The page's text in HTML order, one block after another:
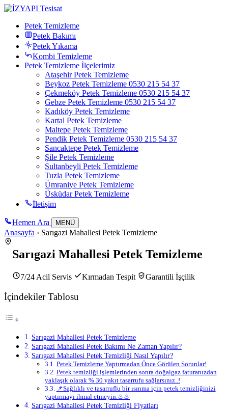
Petek Temizleme
Petek Bakımı
Petek Yıkama
Kombi Temizleme
Petek Temizleme İlçelerimiz
Ataşehir Petek Temizleme
Beykoz Petek Temizleme 0530 215 54 37
Çekmeköy Petek Temizleme 0530 215 54 37
Gebze Petek Temizleme 0530 215 54 37
Kadıköy Petek Temizleme
Kartal Petek Temizleme
Maltepe Petek Temizleme
Pendik Petek Temizleme 0530 215 54 37
Sancaktepe Petek Temizleme
Şile Petek Temizleme
Sultanbeyli Petek Temizleme
Tuzla Petek Temizleme
Ümraniye Petek Temizleme
Üsküdar Petek Temizleme
İletişim
Hemen Ara MENÜ
Anasayfa › Sarıgazi Mahallesi Petek Temizleme
Sarıgazi Mahallesi Petek Temizleme
7/24 Acil Servis Kırmadan Tespit Garantili İşçilik
İçindekiler Tablosu
Sarıgazi Mahallesi Petek Temizleme
Sarıgazi Mahallesi Petek Bakımı Ne Zaman Yapılır?
Sarıgazi Mahallesi Petek Temizliği Nasıl Yapılır?
Petek Temizleme Yaptırmadan Önce Görülen Sorunlar!
Petek temizliği işlemlerinden sonra doğalgaz faturanızdan
yaklaşık olarak % 30 yakıt tasarrufu sağlarsınız..!
📌Sağlıklı ve tasarruflu bir ısınma için petek temizliğinizi
yaptırmayı ihmal etmeyin.♨♨
Sarıgazi Mahallesi Petek Temizliği Fiyatları